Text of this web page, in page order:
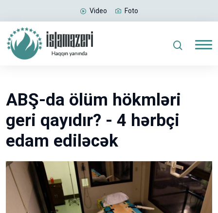
Video Foto
ABŞ-da ölüm hökmləri
geri qayıdır? - 4 hərbçi
edam ediləcək